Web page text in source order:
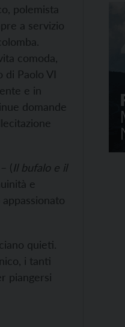
polemista
a servizio
comoda,
di Paolo VI
e in
domande
(Il bufalo e il
e
quieti.
i tanti
piangersi